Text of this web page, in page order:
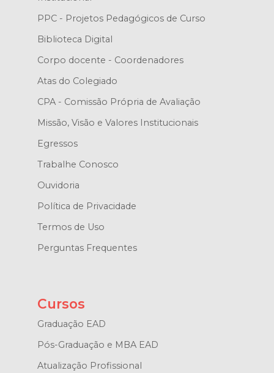
PPC - Projetos Pedagógicos de Curso
Biblioteca Digital
Corpo docente - Coordenadores
Atas do Colegiado
CPA - Comissão Própria de Avaliação
Missão, Visão e Valores Institucionais
Egressos
Trabalhe Conosco
Ouvidoria
Política de Privacidade
Termos de Uso
Perguntas Frequentes
Cursos
Graduação EAD
Pós-Graduação e MBA EAD
Atualização Profissional